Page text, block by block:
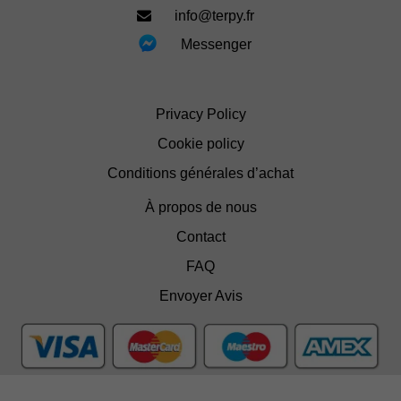
info@terpy.fr
Messenger
Privacy Policy
Cookie policy
Conditions générales d’achat
À propos de nous
Contact
FAQ
Envoyer Avis